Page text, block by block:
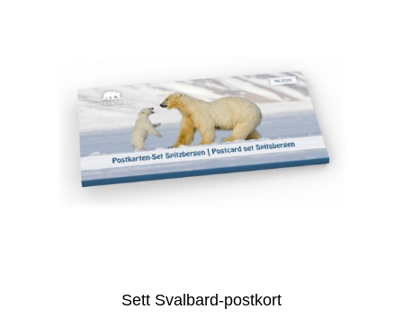
Sett Svalbard-postkort